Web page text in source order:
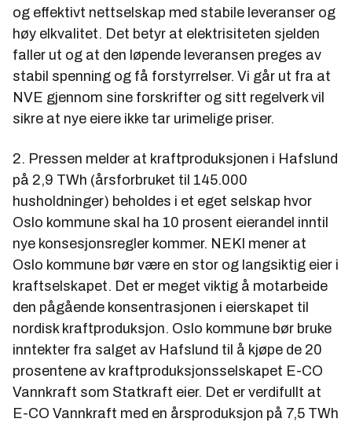
og effektivt nettselskap med stabile leveranser og
høy elkvalitet. Det betyr at elektrisiteten sjelden
faller ut og at den løpende leveransen preges av
stabil spenning og få forstyrrelser. Vi går ut fra at
NVE gjennom sine forskrifter og sitt regelverk vil
sikre at nye eiere ikke tar urimelige priser.
2. Pressen melder at kraftproduksjonen i Hafslund
på 2,9 TWh (årsforbruket til 145.000
husholdninger) beholdes i et eget selskap hvor
Oslo kommune skal ha 10 prosent eierandel inntil
nye konsesjonsregler kommer. NEKI mener at
Oslo kommune bør være en stor og langsiktig eier i
kraftselskapet. Det er meget viktig å motarbeide
den pågående konsentrasjonen i eierskapet til
nordisk kraftproduksjon. Oslo kommune bør bruke
inntekter fra salget av Hafslund til å kjøpe de 20
prosentene av kraftproduksjonsselskapet E-CO
Vannkraft som Statkraft eier. Det er verdifullt at
E-CO Vannkraft med en årsproduksjon på 7,5 TWh